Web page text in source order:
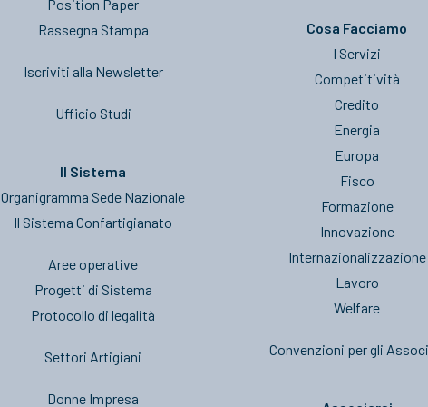
Position Paper
Rassegna Stampa
Iscriviti alla Newsletter
Ufficio Studi
Il Sistema
Organigramma Sede Nazionale
Il Sistema Confartigianato
Aree operative
Progetti di Sistema
Protocollo di legalità
Settori Artigiani
Donne Impresa
Cosa Facciamo
I Servizi
Competitività
Credito
Energia
Europa
Fisco
Formazione
Innovazione
Internazionalizzazione
Lavoro
Welfare
Convenzioni per gli